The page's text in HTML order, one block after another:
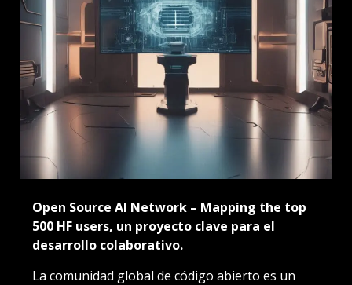
Open Source AI Network – Mapping the top
500 HF users, un proyecto clave para el
desarrollo colaborativo.
La comunidad global de código abierto es un